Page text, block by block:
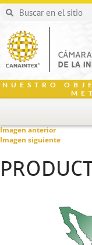
NUESTRO
Imagen anterior
Imagen siguiente